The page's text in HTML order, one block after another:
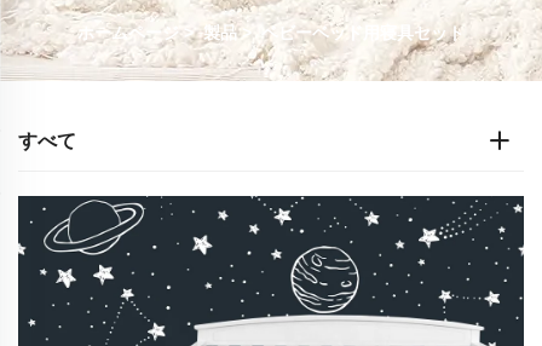
ホームページ>製品> ベビーベッド用寝具セット
すべて